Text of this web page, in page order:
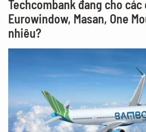
Techcombank đang cho
Eurowindow, Masan, One
nhiêu?